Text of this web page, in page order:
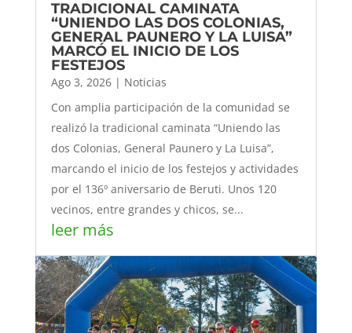
TRADICIONAL CAMINATA
“UNIENDO LAS DOS COLONIAS,
GENERAL PAUNERO Y LA LUISA”
MARCÓ EL INICIO DE LOS
FESTEJOS
Ago 3, 2026| Noticias
Con amplia participación de la comunidad se
realizó la tradicional caminata “Uniendo las
dos Colonias, General Paunero y La Luisa”,
marcando el inicio de los festejos y actividades
por el 136º aniversario de Beruti. Unos 120
vecinos, entre grandes y chicos, se...
leer más